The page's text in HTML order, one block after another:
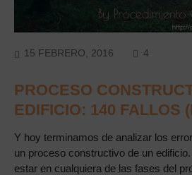
15 FEBRERO, 2016 4
PROCESO
EDIFICIO: 140 FALLOS
Y hoy terminamos de analizar los
un proceso constructivo de un
estar en cualquiera de las fases del